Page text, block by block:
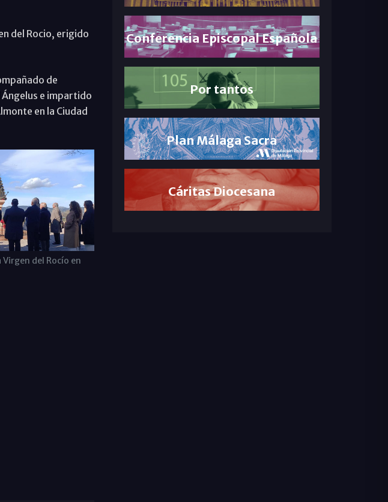
del Rocio, erigido
de
e impartido
en la Ciudad
del Rocío en
Conferencia Episcopal Española
Por tantos
Plan Málaga Sacra
Cáritas Diocesana